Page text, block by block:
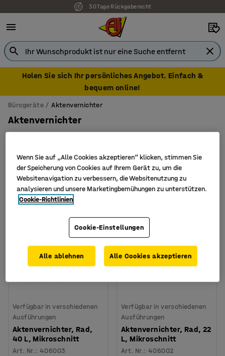
30 Tage Rückgaberecht
Holen Sie sich Ihr persönliches Angebot. Einfach &
bequem online!
Bürogeräte Aktenvernichter
Aktenvernichter
Filter Sortieren
3 Produkte
Verfügbar in verschiedenen
Ausführungen
Aktenvernichter, Rad,
40 L, Mikroschnitt
Art. Nr.: 406003
Verfügbar in verschiedenen
Ausführungen
Aktenvernichter, Rad, 22
L, Mikroschnitt
Art. Nr.: 406002
Wenn Sie auf „Alle Cookies akzeptieren“ klicken, stimmen Sie
der Speicherung von Cookies auf Ihrem Gerät zu, um die
Websitenavigation zu verbessern, die Websitenutzung zu
analysieren und unsere Marketingbemühungen zu unterstützen.
Cookie-Richtlinien
Cookie-Einstellungen
Alle ablehnen Alle Cookies akzeptieren